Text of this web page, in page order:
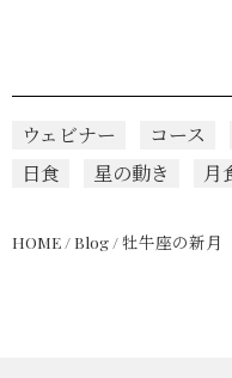
ウェビナー コース
日食
星の動き 月
HOME / Blog /牡牛座の新月